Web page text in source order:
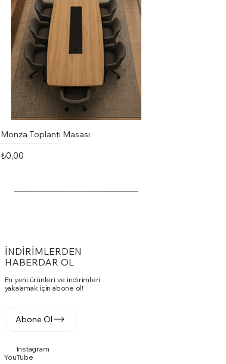
Monza Toplantı Masası
Fiyat
₺0,00
Vito Toplantı Masası U Toplantı
PASKO SANDALYE
Fuga Yönetici Masa Takımı
İNDİRİMLERDEN
HABERDAR OL
En yeni ürünleri ve indirimleri
yakalamak için abone ol!
Abone Ol
Instagram
YouTube